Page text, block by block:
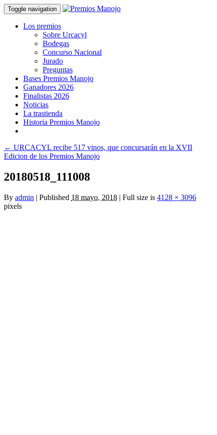
Toggle navigation
Los premios
Sobre Urcacyl
Bodegas
Concurso Nacional
Jurado
Preguntas
Bases Premios Manojo
Ganadores 2026
Finalistas 2026
Noticias
La trastienda
Historia Premios Manojo
← URCACYL recibe 517 vinos, que concursarán en la XVII
Edicion de los Premios Manojo
20180518_111008
By admin | Published 18 mayo, 2018 | Full size is 4128 × 3096
pixels